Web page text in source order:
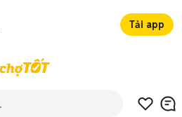
Tải app